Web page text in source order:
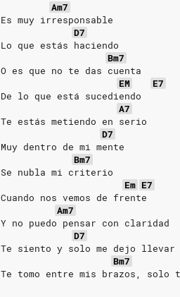
Am7
Es muy irresponsable
D7
Lo que estás haciendo
Bm7
O es que no te das cuenta
EM
E7
De lo que está sucediendo
A7
Te estás metiendo en serio
D7
Muy dentro de mi mente
Bm7
Se nubla mi criterio
Em E7
Cuando nos vemos de frente
Am7
Y no puedo pensar con claridad
D7
Te siento y solo me dejo llevar
Bm7
Te tomo entre mis brazos, solo